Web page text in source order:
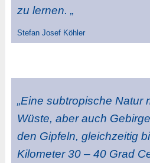
zu lernen. „
Stefan Josef Köhler
„Eine subtropische Natur
Wüste, aber auch
den Gipfeln, gleichzeitig
Kilometer 30 – 40 Grad